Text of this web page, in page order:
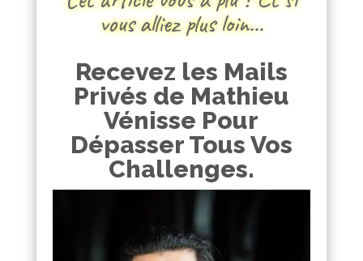
vous alliez plus loin…
Recevez les Mails
Privés de Mathieu
Vénisse Pour
Dépasser Tous Vos
Challenges.